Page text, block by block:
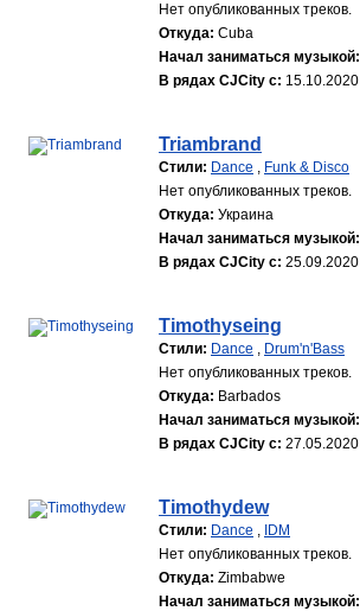
Нет опубликованных треков.
Откуда: Cuba
Начал заниматься музыкой:
В рядах CJCity с: 15.10.2020
Triambrand
Стили: Dance , Funk & Disco
Нет опубликованных треков.
Откуда: Украина
Начал заниматься музыкой:
В рядах CJCity с: 25.09.2020
Timothyseing
Стили: Dance , Drum'n'Bass
Нет опубликованных треков.
Откуда: Barbados
Начал заниматься музыкой:
В рядах CJCity с: 27.05.2020
Timothydew
Стили: Dance , IDM
Нет опубликованных треков.
Откуда: Zimbabwe
Начал заниматься музыкой: